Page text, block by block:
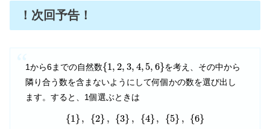
！次回予告！
1から6までの自然数{1, 2, 3, 4,5, 6}
{1 2, 3, ,5 ,6 }
を考え、その中から
隣り合う数を含まないようにして何個かの数を選び出し
ます。すると、1個選ぶときは
{1}, {2} , {3} , {4}, {5} , {6}
}, { {3 4}, }, {